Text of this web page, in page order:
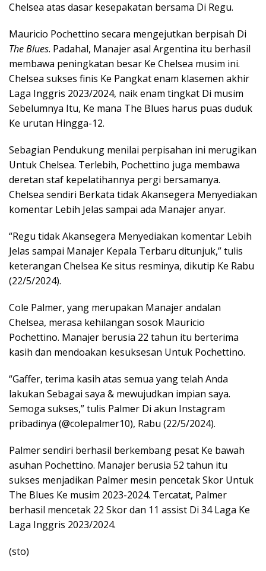
Chelsea atas dasar kesepakatan bersama Di Regu.
Mauricio Pochettino secara mengejutkan berpisah Di
The Blues. Padahal, Manajer asal Argentina itu berhasil
membawa peningkatan besar Ke Chelsea musim ini.
Chelsea sukses finis Ke Pangkat enam klasemen akhir
Laga Inggris 2023/2024, naik enam tingkat Di musim
Sebelumnya Itu, Ke mana The Blues harus puas duduk
Ke urutan Hingga-12.
Sebagian Pendukung menilai perpisahan ini merugikan
Untuk Chelsea. Terlebih, Pochettino juga membawa
deretan staf kepelatihannya pergi bersamanya.
Chelsea sendiri Berkata tidak Akansegera Menyediakan
komentar Lebih Jelas sampai ada Manajer anyar.
“Regu tidak Akansegera Menyediakan komentar Lebih
Jelas sampai Manajer Kepala Terbaru ditunjuk,” tulis
keterangan Chelsea Ke situs resminya, dikutip Ke Rabu
(22/5/2024).
Cole Palmer, yang merupakan Manajer andalan
Chelsea, merasa kehilangan sosok Mauricio
Pochettino. Manajer berusia 22 tahun itu berterima
kasih dan mendoakan kesuksesan Untuk Pochettino.
“Gaffer, terima kasih atas semua yang telah Anda
lakukan Sebagai saya & mewujudkan impian saya.
Semoga sukses,” tulis Palmer Di akun Instagram
pribadinya (@colepalmer10), Rabu (22/5/2024).
Palmer sendiri berhasil berkembang pesat Ke bawah
asuhan Pochettino. Manajer berusia 52 tahun itu
sukses menjadikan Palmer mesin pencetak Skor Untuk
The Blues Ke musim 2023-2024. Tercatat, Palmer
berhasil mencetak 22 Skor dan 11 assist Di 34 Laga Ke
Laga Inggris 2023/2024.
(sto)